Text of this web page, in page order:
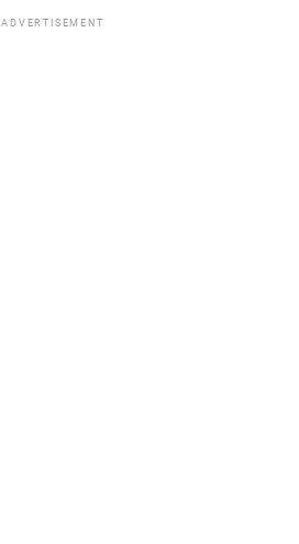
ADVERTISEMENT